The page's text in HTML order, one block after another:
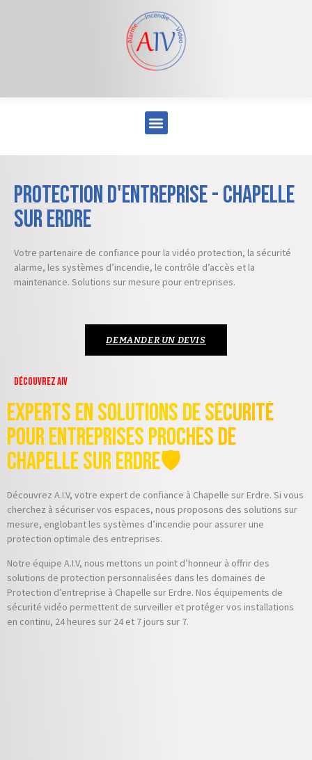
Protection d'entreprise - Chapelle
sur Erdre
Votre partenaire de confiance pour la vidéo protection, la sécurité
alarme, les systèmes d’incendie, le contrôle d’accès et la
maintenance. Solutions sur mesure pour entreprises.
DEMANDER UN DEVIS
Découvrez AIV
Experts en Solutions de Sécurité
pour Entreprises proches de
Chapelle sur Erdre🛡️
Découvrez A.I.V, votre expert de confiance à Chapelle sur Erdre. Si vous
cherchez à sécuriser vos espaces, nous proposons des solutions sur
mesure, englobant les systèmes d’incendie pour assurer une
protection optimale des entreprises.
Notre équipe A.I.V, nous mettons un point d’honneur à offrir des
solutions de protection personnalisées dans les domaines de
Protection d’entreprise à Chapelle sur Erdre. Nos équipements de
sécurité vidéo permettent de surveiller et protéger vos installations
en continu, 24 heures sur 24 et 7 jours sur 7.